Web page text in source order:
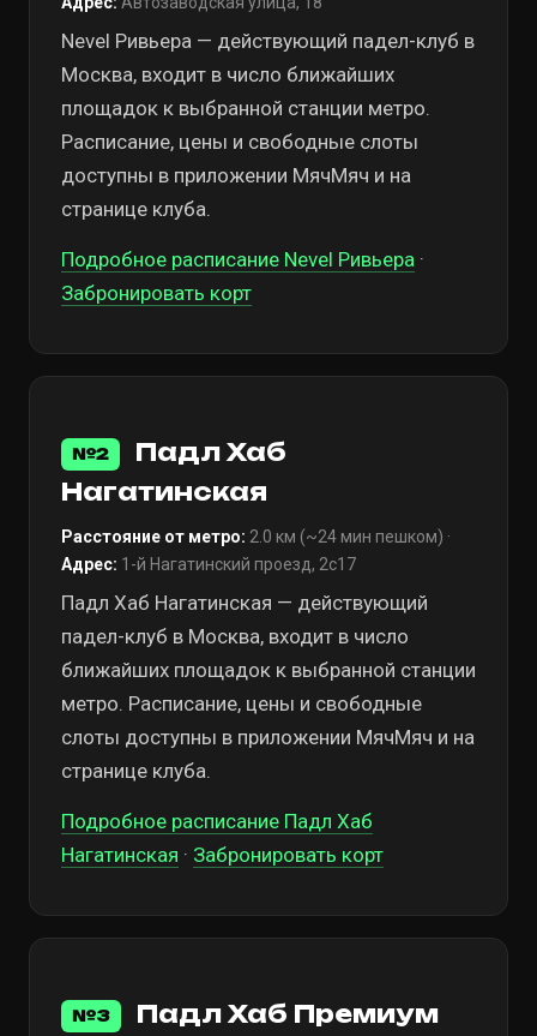
Nevel Ривьера — действующий падел-клуб в
Москва, входит в число ближайших
площадок к выбранной станции метро.
Расписание, цены и свободные слоты
доступны в приложении МячМяч и на
странице клуба.
Подробное расписание Nevel Ривьера ·
Забронировать корт
№2
Падл Хаб
Нагатинская
Расстояние от метро: 2.0 км (~24 мин пешком) ·
Адрес: 1-й Нагатинский проезд, 2с17
Падл Хаб Нагатинская — действующий
падел-клуб в Москва, входит в число
ближайших площадок к выбранной станции
метро. Расписание, цены и свободные
слоты доступны в приложении МячМяч и на
странице клуба.
Подробное расписание Падл Хаб
Нагатинская · Забронировать корт
№3
Падл Хаб Премиум